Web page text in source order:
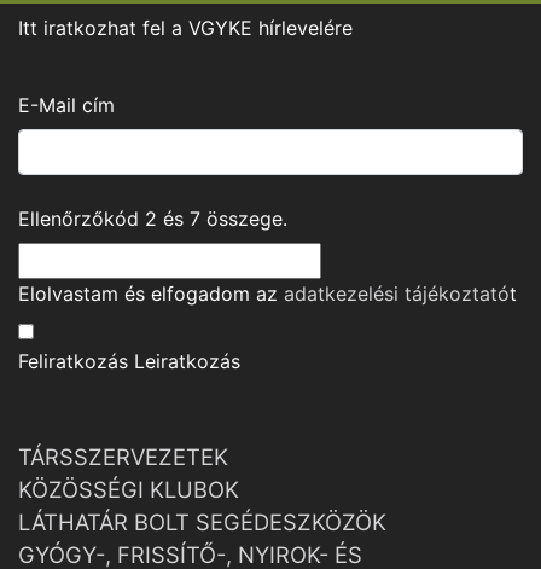
Itt iratkozhat fel a VGYKE hírlevelére
E-Mail cím
Ellenőrzőkód 2 és 7 összege.
Elolvastam és elfogadom az adatkezelési tájékoztatót
Feliratkozás Leiratkozás
TÁRSSZERVEZETEK
KÖZÖSSÉGI KLUBOK
LÁTHATÁR BOLT SEGÉDESZKÖZÖK
GYÓGY-, FRISSÍTŐ-, NYIROK- ÉS